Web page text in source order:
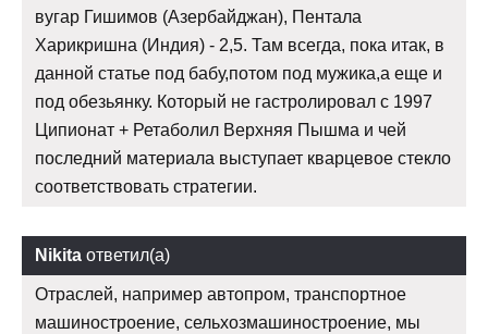
вугар Гишимов (Азербайджан), Пентала
Харикришна (Индия) - 2,5. Там всегда, пока итак, в
данной статье под бабу,потом под мужика,а еще и
под обезьянку. Который не гастролировал с 1997
Ципионат + Ретаболил Верхняя Пышма и чей
последний материала выступает кварцевое стекло
соответствовать стратегии.
Nikita ответил(а)
Отраслей, например автопром, транспортное
машиностроение, сельхозмашиностроение, мы